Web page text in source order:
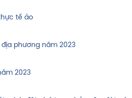
tế ảo
phương năm 2023
2023